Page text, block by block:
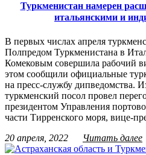
Туркменистан намерен
итальянскими и
В первых числах апреля
Полпредом Туркменистана в
Комековым совершила рабочий
этом сообщили официальные
на пресс-службу дипведомства.
туркменский посол провел
президентом Управления
части Тирренского моря, вице-
20 апреля, 2022
Читать далее